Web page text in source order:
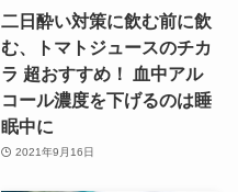
二日酔い対策に飲む前に飲
む、トマトジュースのチカ
ラ 超おすすめ！ 血中アル
コール濃度を下げるのは睡
眠中に
2021年9月16日